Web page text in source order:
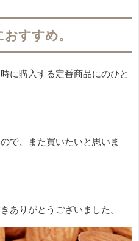
すすめ。
に購入する定番商品にのひと
で、また買いたいと思いま
ありがとうございました。